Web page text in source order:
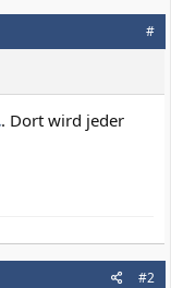
#
. Dort wird jeder
#2